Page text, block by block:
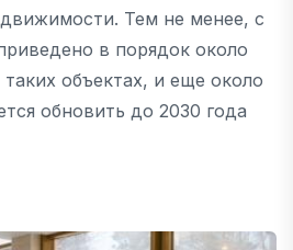
Тем не менее, с
в порядок около
объектах, и еще около
обновить до 2030 года